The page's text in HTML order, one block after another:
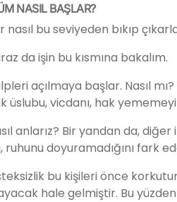
NASIL BAŞLAR?
nasıl bu seviyeden bıkıp
da işin bu kısmına bakalım.
açılmaya başlar. Nasıl
üslubu, vicdanı, hak
anlarız? Bir yandan da,
ruhunu doyuramadığını
bu kişileri önce
hale gelmiştir. Bu